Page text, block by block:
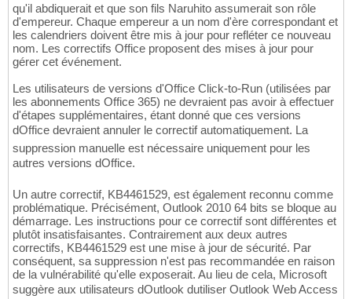
qu'il abdiquerait et que son fils Naruhito assumerait son rôle
d'empereur. Chaque empereur a un nom d'ère correspondant et
les calendriers doivent être mis à jour pour refléter ce nouveau
nom. Les correctifs Office proposent des mises à jour pour
gérer cet événement.
Les utilisateurs de versions d'Office Click-to-Run (utilisées par
les abonnements Office 365) ne devraient pas avoir à effectuer
d'étapes supplémentaires, étant donné que ces versions
dOffice devraient annuler le correctif automatiquement. La
suppression manuelle est nécessaire uniquement pour les
autres versions dOffice.
Un autre correctif, KB4461529, est également reconnu comme
problématique. Précisément, Outlook 2010 64 bits se bloque au
démarrage. Les instructions pour ce correctif sont différentes et
plutôt insatisfaisantes. Contrairement aux deux autres
correctifs, KB4461529 est une mise à jour de sécurité. Par
conséquent, sa suppression n'est pas recommandée en raison
de la vulnérabilité qu'elle exposerait. Au lieu de cela, Microsoft
suggère aux utilisateurs dOutlook dutiliser Outlook Web Access